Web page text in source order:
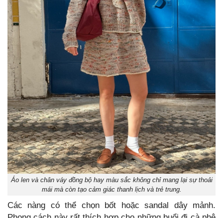
Áo len và chân váy đồng bộ hay màu sắc không chỉ mang lại sự thoải
mái mà còn tạo cảm giác thanh lịch và trẻ trung.
Các nàng có thể chọn bốt hoặc sandal dây mảnh.